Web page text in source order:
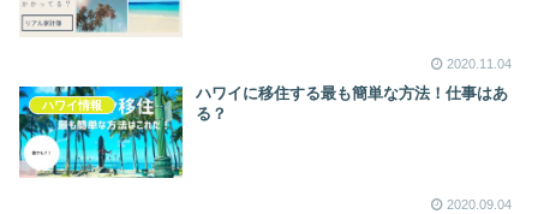
2020.11.04
ハワイ情報
ハワイに移住する最も簡単な方法！仕事はあ
る？
2020.09.04